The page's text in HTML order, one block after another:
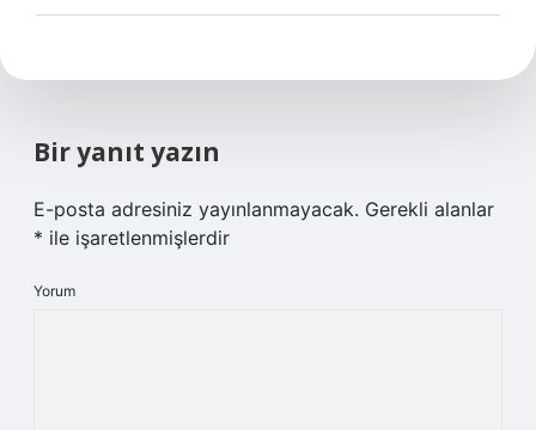
Bir yanıt yazın
E-posta adresiniz yayınlanmayacak. Gerekli alanlar
* ile işaretlenmişlerdir
Yorum